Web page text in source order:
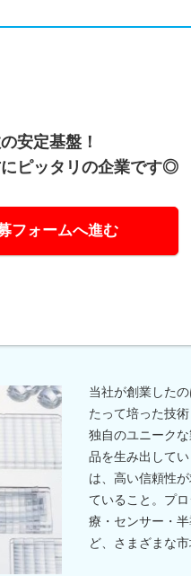
多数の安定基盤！
ピッタリの企業です◎
フォームへ進む
当社が創業した
たって培った技
独自のユニーク
品を生み出して
は、高い信頼性
ていること。プ
療・センサー・
ど、さまざまな